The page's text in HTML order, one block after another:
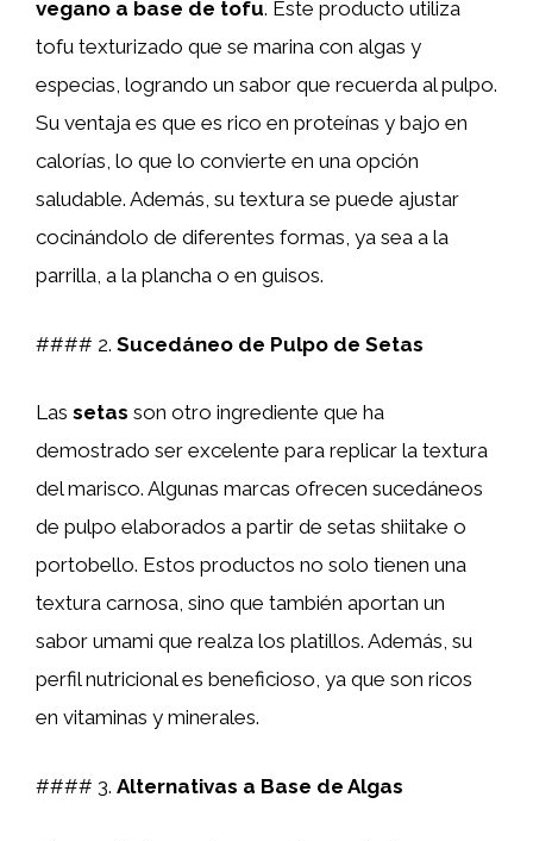
vegano a base de tofu. Este producto utiliza
tofu texturizado que se marina con algas y
especias, logrando un sabor que recuerda al pulpo.
Su ventaja es que es rico en proteínas y bajo en
calorías, lo que lo convierte en una opción
saludable. Además, su textura se puede ajustar
cocinándolo de diferentes formas, ya sea a la
parrilla, a la plancha o en guisos.
#### 2. Sucedáneo de Pulpo de Setas
Las setas son otro ingrediente que ha
demostrado ser excelente para replicar la textura
del marisco. Algunas marcas ofrecen sucedáneos
de pulpo elaborados a partir de setas shiitake o
portobello. Estos productos no solo tienen una
textura carnosa, sino que también aportan un
sabor umami que realza los platillos. Además, su
perfil nutricional es beneficioso, ya que son ricos
en vitaminas y minerales.
#### 3. Alternativas a Base de Algas